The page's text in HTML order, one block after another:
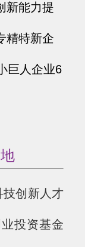
新能力提
精特新企
巨人企业6
创新人才
投资基金